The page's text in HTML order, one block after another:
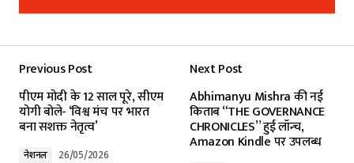
Add a comment
Required fields are marked*
Previous Post
पीएम मोदी के 12 साल पूरे, सीएम
योगी बोले- ‘विश्व मंच पर भारत
बना सशक्त नेतृत्व’
नेशनल 26/05/2026
Next Post
Abhimanyu Mishra की नई
किताब “THE GOVERNANCE
CHRONICLES” हुई लॉन्च,
Amazon Kindle पर उपलब्ध